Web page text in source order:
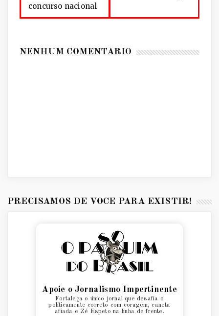
concurso nacional
NENHUM COMENTÁRIO
PRECISAMOS DE VOCÊ PARA EXISTIR!
Apoie o Jornalismo Impertinente
Fortaleça o único jornal que desafia o
politicamente correto com coragem, caneta
afiada e Zé Espeto na linha de frente.